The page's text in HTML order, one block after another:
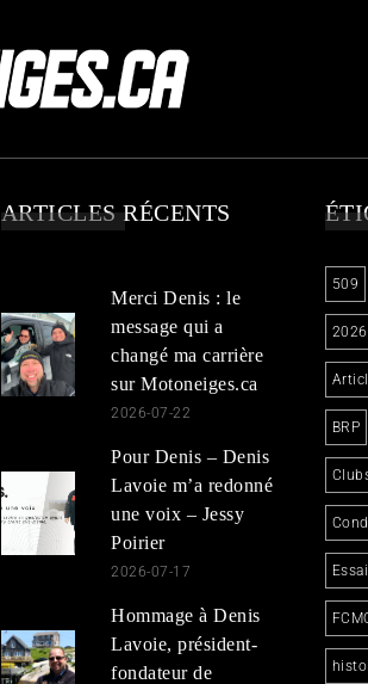
ARTICLES RÉCENTS
Merci Denis : le
message qui a
changé ma carrière
sur Motoneiges.ca
2026-07-22
Pour Denis – Denis
Lavoie m’a redonné
une voix – Jessy
Poirier
2026-07-17
Hommage à Denis
Lavoie, président-
fondateur de
509
2026
BRP